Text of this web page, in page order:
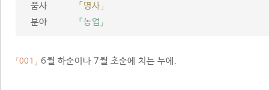
품사
「명사」
분야
『농업』
「001」 6월 하순이나 7월 초순에 치는 누에.